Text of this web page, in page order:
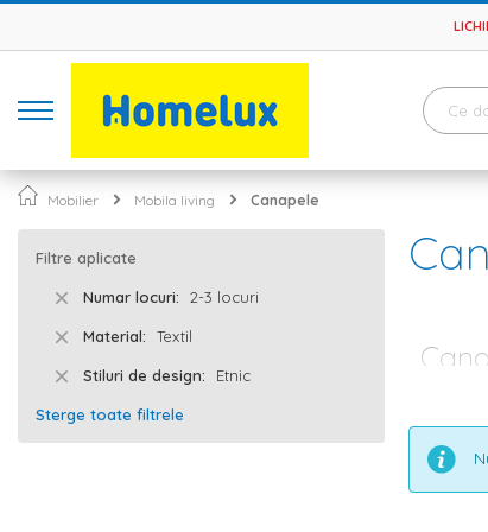
Mobilier Mobila living Canapele
diferite
forme,
vorba
moi, ce
Filtre aplicate
Numar locuri 2-3 locuri
Material Textil
Stiluri de design Etnic
Sterge toate filtrele